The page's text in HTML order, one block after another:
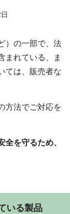
）の一部で、法
まれている、ま
ては、販売者な
方法でご対応を
を守るため、
いる製品